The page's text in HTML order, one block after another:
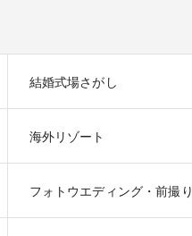
結婚式場さがし
海外リゾート
フォトウエディング・前撮り